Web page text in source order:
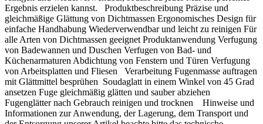
Ergebnis erzielen kannst. Produktbeschreibung Präzise und
gleichmäßige Glättung von Dichtmassen Ergonomisches Design für
einfache Handhabung Wiederverwendbar und leicht zu reinigen Für
alle Arten von Dichtmassen geeignet Produktanwendung Verfugung
von Badewannen und Duschen Verfugen von Bad- und
Küchenarmaturen Abdichtung von Fenstern und Türen Verfugung
von Arbeitsplatten und Fliesen Verarbeitung Fugenmasse auftragen
mit Glättmittel besprühen Soudaglatt in einem Winkel von 45 Grad
ansetzen Fuge gleichmäßig glätten und sauber abziehen
Fugenglätter nach Gebrauch reinigen und trocknen Hinweise und
Informationen zur Anwendung, der Lagerung, dem Transport und